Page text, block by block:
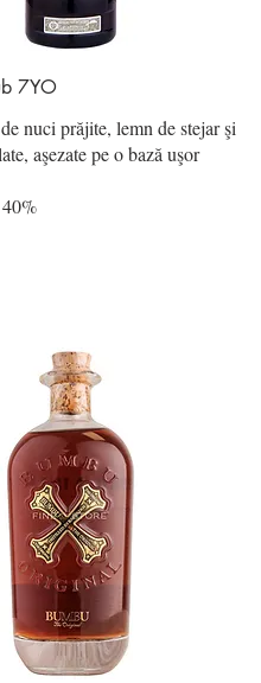
7YO
nuci prăjite, lemn de stejar şi
aşezate pe o bază uşor